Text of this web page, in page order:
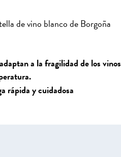
de vino blanco de Borgoña
a la fragilidad de los vinos
rápida y cuidadosa